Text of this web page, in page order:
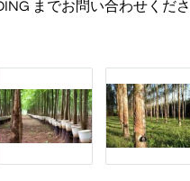
までお問い合わせくだ